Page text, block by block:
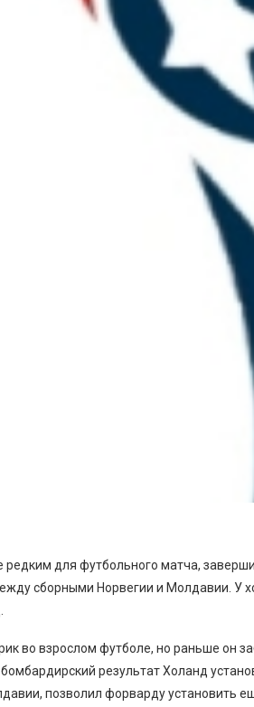
для футбольного матча,
сборными Норвегии и Молдавии. У
во взрослом футболе, но раньше он
бомбардирский результат Холанд
позволил форварду установить